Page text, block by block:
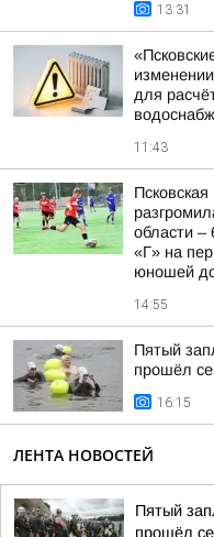
13:31
для
11:43
области –
«Г» на
юношей
14:55
Пятый
прошёл
16:15
ЛЕНТА НОВОСТЕЙ
Пятый
прошёл